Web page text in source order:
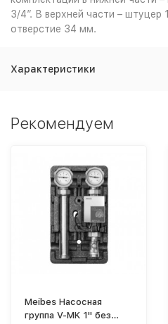
3/4”. В верхней части – штуцер
отверстие 34 мм.
Характеристики
Рекомендуем
Meibes Насосная
группа V-MK 1" без